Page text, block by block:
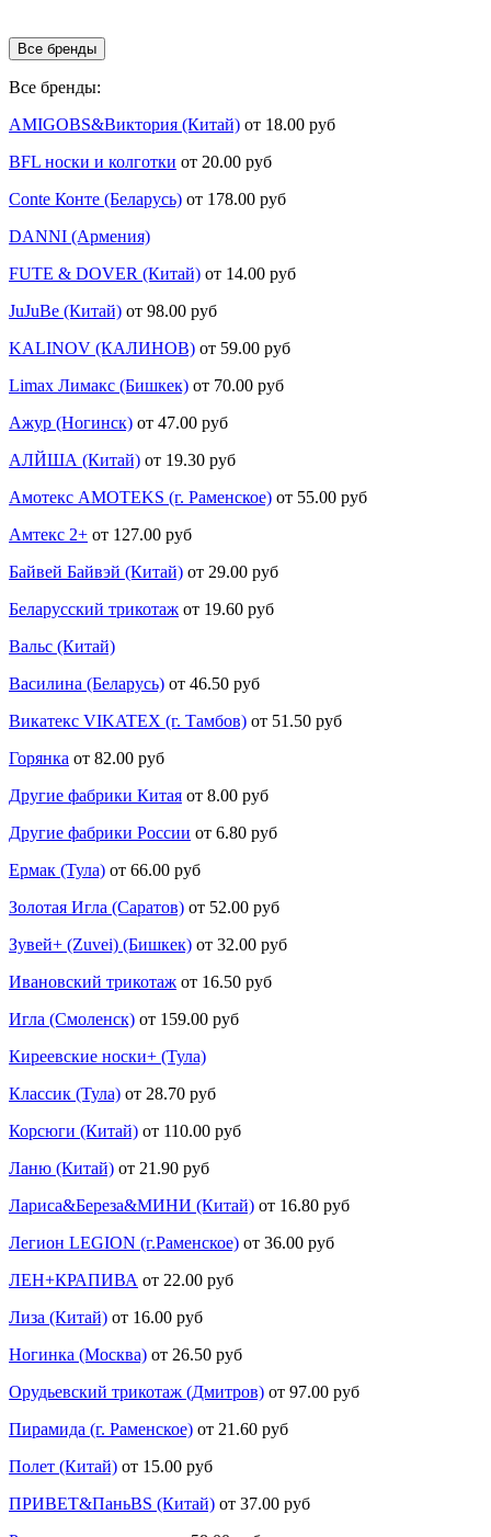
Все бренды
Все бренды:
AMIGOBS&Виктория (Китай) от 18.00 руб
BFL носки и колготки от 20.00 руб
Conte Конте (Беларусь) от 178.00 руб
DANNI (Армения)
FUTE & DOVER (Китай) от 14.00 руб
JuJuBe (Китай) от 98.00 руб
KALINOV (КАЛИНОВ) от 59.00 руб
Limax Лимакс (Бишкек) от 70.00 руб
Ажур (Ногинск) от 47.00 руб
АЛЙША (Китай) от 19.30 руб
Амотекс AMOTEKS (г. Раменское) от 55.00 руб
Амтекс 2+ от 127.00 руб
Байвей Байвэй (Китай) от 29.00 руб
Беларусский трикотаж от 19.60 руб
Вальс (Китай)
Василина (Беларусь) от 46.50 руб
Викатекс VIKATEX (г. Тамбов) от 51.50 руб
Горянка от 82.00 руб
Другие фабрики Китая от 8.00 руб
Другие фабрики России от 6.80 руб
Ермак (Тула) от 66.00 руб
Золотая Игла (Саратов) от 52.00 руб
Зувей+ (Zuvei) (Бишкек) от 32.00 руб
Ивановский трикотаж от 16.50 руб
Игла (Смоленск) от 159.00 руб
Киреевские носки+ (Тула)
Классик (Тула) от 28.70 руб
Корсюги (Китай) от 110.00 руб
Ланю (Китай) от 21.90 руб
Лариса&Береза&МИНИ (Китай) от 16.80 руб
Легион LEGION (г.Раменское) от 36.00 руб
ЛЕН+КРАПИВА от 22.00 руб
Лиза (Китай) от 16.00 руб
Ногинка (Москва) от 26.50 руб
Орудьевский трикотаж (Дмитров) от 97.00 руб
Пирамида (г. Раменское) от 21.60 руб
Полет (Китай) от 15.00 руб
ПРИВЕТ&ПаньBS (Китай) от 37.00 руб